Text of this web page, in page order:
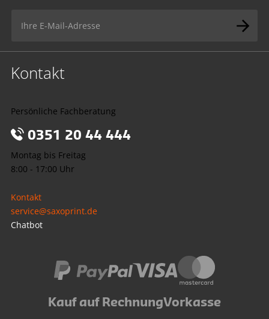
Kontakt
Persönliche Fachberatung
0351 20 44 444
Montag bis Freitag
8:00 - 17:00 Uhr
Kontakt
service@saxoprint.de
Chatbot
Kauf auf RechnungVorkasse